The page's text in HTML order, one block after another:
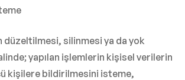
düzeltilmesi, silinmesi ya da yok
yapılan işlemlerin kişisel verilerin
kişilere bildirilmesini isteme,